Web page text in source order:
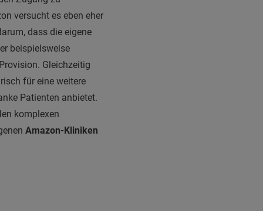
versucht es eben eher
dass die eigene
beispielsweise
Gleichzeitig
für eine weitere
Patienten anbietet.
komplexen
Amazon-Kliniken